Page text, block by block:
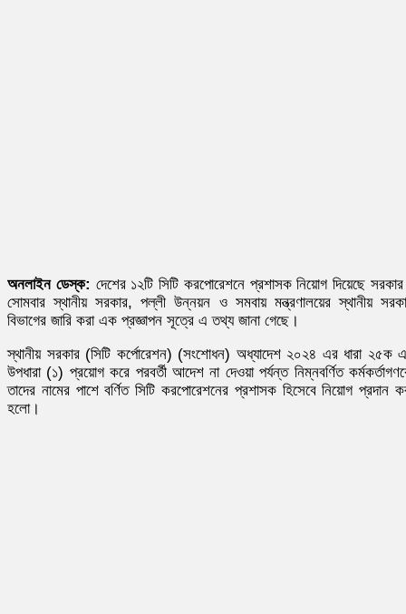
অনলাইন ডেস্ক: দেশের ১২টি সিটি করপোরেশনে প্রশাসক নিয়োগ দিয়েছে
সোমবার স্থানীয় সরকার, পল্লী উন্নয়ন ও সমবায় মন্ত্রণালয়ের স্থানীয়
বিভাগের জারি করা এক প্রজ্ঞাপন সূত্রে এ তথ্য জানা গেছে।
স্থানীয় সরকার (সিটি কর্পোরেশন) (সংশোধন) অধ্যাদেশ ২০২৪ এর ধারা ২৫ক
উপধারা (১) প্রয়োগ করে পরবর্তী আদেশ না দেওয়া পর্যন্ত নিম্নবর্ণিত
তাদের নামের পাশে বর্ণিত সিটি করপোরেশনের প্রশাসক হিসেবে নিয়োগ প্রদান
হলো।